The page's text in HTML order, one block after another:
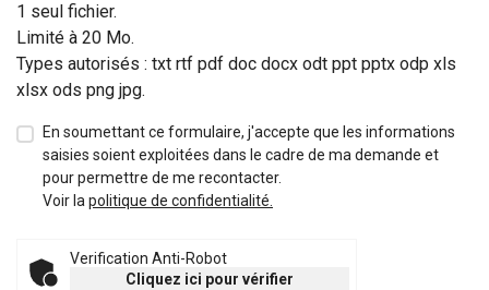
1 seul fichier.
Limité à 20 Mo.
Types autorisés : txt rtf pdf doc docx odt ppt pptx odp xls
xlsx ods png jpg.
En soumettant ce formulaire, j'accepte que les informations
saisies soient exploitées dans le cadre de ma demande et
pour permettre de me recontacter.
Voir lapolitique de confidentialité.
Verification Anti-Robot
Cliquez ici pour vérifier